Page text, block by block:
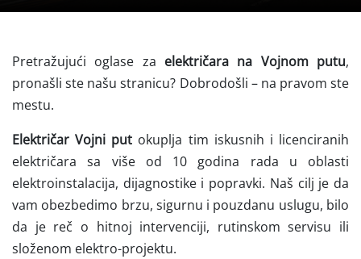
Pretražujući oglase za električara na Vojnom putu,
pronašli ste našu stranicu? Dobrodošli – na pravom ste
mestu.
Električar Vojni put okuplja tim iskusnih i licenciranih
električara sa više od 10 godina rada u oblasti
elektroinstalacija, dijagnostike i popravki. Naš cilj je da
vam obezbedimo brzu, sigurnu i pouzdanu uslugu, bilo
da je reč o hitnoj intervenciji, rutinskom servisu ili
složenom elektro-projektu.